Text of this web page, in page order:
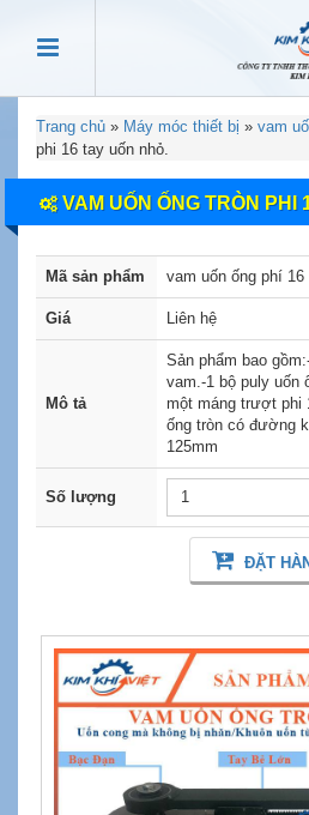
Trang chủ » Máy móc thiết bị » vam
phi 16 tay uốn nhỏ.
VAM UỐN ỐNG TRÒN PHI
Mã sản phẩm vam uốn ống phí 16
Giá Liên hệ
Mô tả
Sản phẩm bao
vam.-1 bộ puly uốn
một máng trượt phi
ống tròn có đường
125mm
Số lượng
ĐẶT